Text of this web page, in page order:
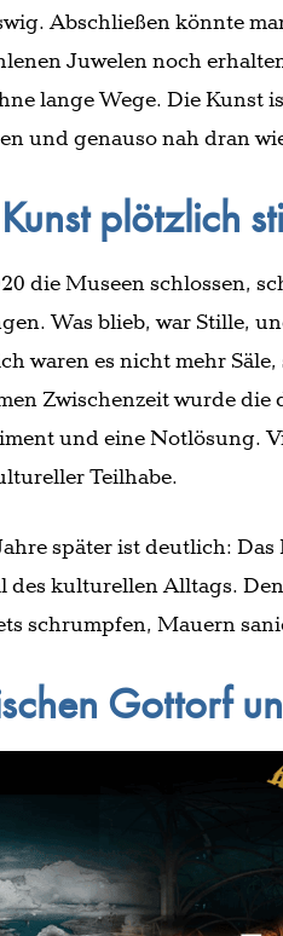
Abschließen könnte
Juwelen noch
lange Wege. Die Kunst
und genauso nah dran
plötzlich
die Museen schlossen,
Was blieb, war Stille,
waren es nicht mehr
Zwischenzeit wurde
und eine Notlösung.
Teilhabe.
später ist deutlich:
des kulturellen Alltags.
schrumpfen, Mauern
Gottorf